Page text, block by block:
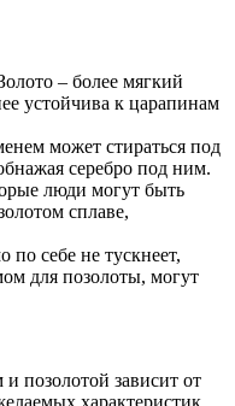
– более мягкий
устойчива к царапинам
может стираться под
серебро под ним.
люди могут быть
сплаве,
по себе не тускнеет,
для позолоты, могут
позолотой зависит от
характеристик